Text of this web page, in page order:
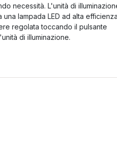
necessità. L'unità di
lampada LED ad alta
regolata toccando il pulsante
di illuminazione.